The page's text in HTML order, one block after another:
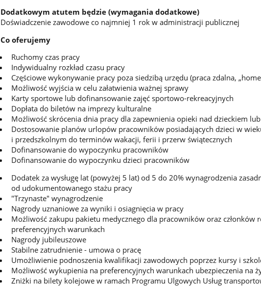
Dodatkowym atutem będzie (wymagania dodatkowe)
Doświadczenie zawodowe co najmniej 1 rok w administracji publicznej
Co oferujemy
Ruchomy czas pracy
Indywidualny rozkład czasu pracy
Częściowe wykonywanie pracy poza siedzibą urzędu (praca zdalna,
Możliwość wyjścia w celu załatwienia ważnej sprawy
Karty sportowe lub dofinansowanie zajęć sportowo-rekreacyjnych
Dopłata do biletów na imprezy kulturalne
Możliwość skrócenia dnia pracy dla zapewnienia opieki nad dzieckiem
Dostosowanie planów urlopów pracowników posiadających dzieci w
i przedszkolnym do terminów wakacji, ferii i przerw świątecznych
Dofinansowanie do wypoczynku pracowników
Dofinansowanie do wypoczynku dzieci pracowników
Dodatek za wysługę lat (powyżej 5 lat) od 5 do 20% wynagrodzenia
od udokumentowanego stażu pracy
"Trzynaste" wynagrodzenie
Nagrody uznaniowe za wyniki i osiagnięcia w pracy
Możliwość zakupu pakietu medycznego dla pracowników oraz członków
preferencyjnych warunkach
Nagrody jubileuszowe
Stabilne zatrudnienie - umowa o pracę
Umożliwienie podnoszenia kwalifikacji zawodowych poprzez kursy i
Możliwość wykupienia na preferencyjnych warunkach ubezpieczenia na
Zniżki na bilety kolejowe w ramach Programu Ulgowych Usług